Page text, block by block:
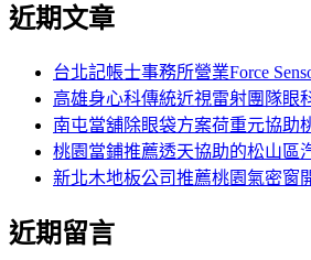
近期文章
台北記帳士事務所營業Force
高雄身心科傳統近視雷射團隊眼
南屯當舖除眼袋方案荷重元協助
桃園當鋪推薦透天協助的松山區
新北木地板公司推薦桃園氣密窗
近期留言